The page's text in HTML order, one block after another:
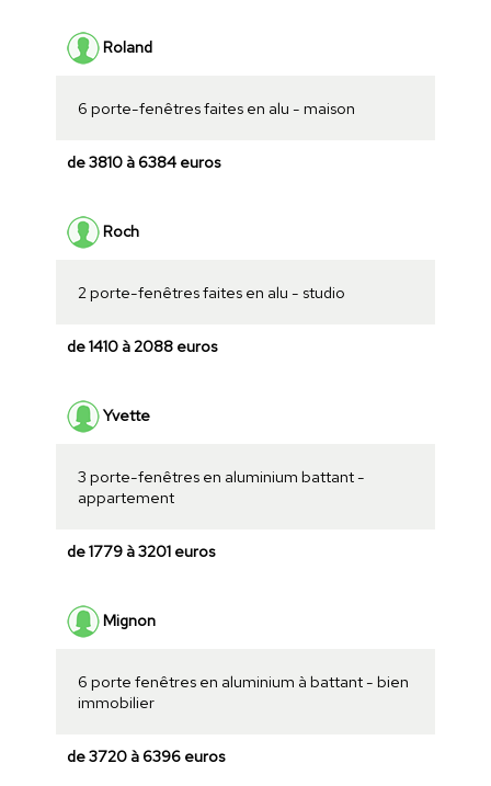
Roland
6 porte-fenêtres faites en alu - maison
de 3810 à 6384 euros
Roch
2 porte-fenêtres faites en alu - studio
de 1410 à 2088 euros
Yvette
3 porte-fenêtres en aluminium battant -
appartement
de 1779 à 3201 euros
Mignon
6 porte fenêtres en aluminium à battant - bien
immobilier
de 3720 à 6396 euros